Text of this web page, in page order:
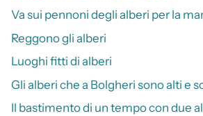
Va sui pennoni degli alberi per la
Reggono gli alberi
Luoghi fitti di alberi
Gli alberi che a Bolgheri sono alti e
Il bastimento di un tempo con due